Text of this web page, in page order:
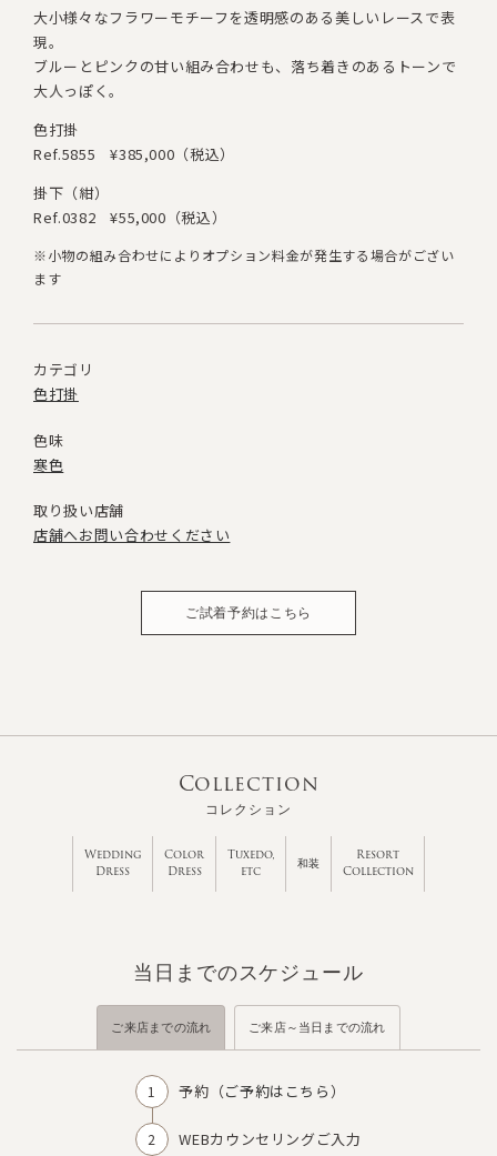
大小様々なフラワーモチーフを透明感のある美しいレースで表
現。
ブルーとピンクの甘い組み合わせも、落ち着きのあるトーンで
大人っぽく。
色打掛
Ref.5855
¥385,000（税込）
掛下（紺）
Ref.0382
¥55,000（税込）
※小物の組み合わせによりオプション料金が発生する場合がござい
ます
カテゴリ
色打掛
色味
寒色
取り扱い店舗
店舗へお問い合わせください
ご試着予約はこちら
Collection
コレクション
Wedding
Dress
Color
Dress
Tuxedo,
etc
和装
Resort
Collection
当日までのスケジュール
ご来店までの流れ ご来店～当日までの流れ
予約（ご予約はこちら）
WEBカウンセリングご入力